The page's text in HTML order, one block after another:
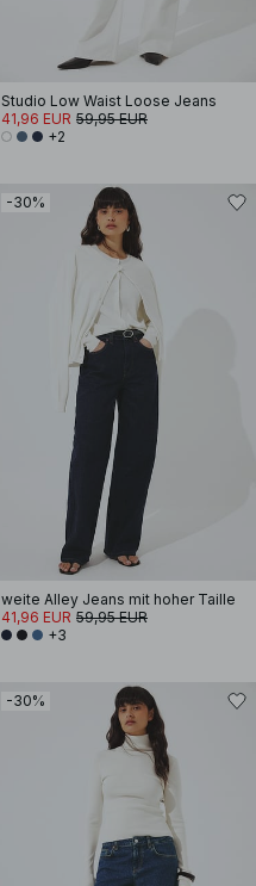
Studio Low Waist Loose Jeans
41,96 EUR 59,95 EUR
+2
-30%
weite Alley Jeans mit hoher Taille
41,96 EUR 59,95 EUR
+3
-30%